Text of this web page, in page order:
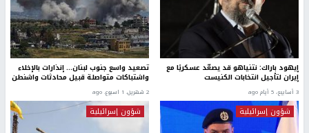
إيهود باراك: نتنياهو قد يصعّد عسكريًا مع
إيران لتأجيل انتخابات الكنيست
3 أسابيع، 5 أيام ago
تصعيد واسع جنوب لبنان… إنذارات بالإخلاء
واشتباكات متواصلة قبيل محادثات واشنطن
2 شهرين، 1 اسبوع. ago
شؤون إسرائيلية شؤون إسرائيلية